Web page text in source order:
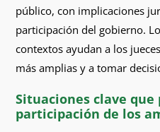
público, con implicaciones
participación del gobierno.
contextos ayudan a los
más amplias y a tomar
Situaciones clave
participación de los